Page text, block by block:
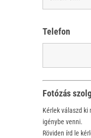
Telefon
Fotózás
Kérlek válaszd ki
igénybe venni.
Röviden írd le